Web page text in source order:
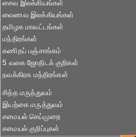
சைவ இலக்கியங்கள்
வைணவ இலக்கியங்கள்
தமிழக மாவட்டங்கள்
மந்திரங்கள்
கணிதப் பஞ்சாங்கம்
5 வகை ஜோதிடக் குறிகள்
நவக்கிரக மந்திரங்கள்
சித்த மருத்துவம்
இயற்கை மருத்துவம்
சமையல் செய்முறை
சமையல் குறிப்புகள்